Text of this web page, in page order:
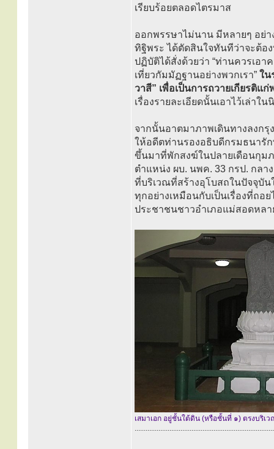
เรียบร้อยตลอดไตรมาส
ออกพรรษาไม่นาน มีหลายๆ อย่
ทิฐิพระ ได้ตัดสินใจทันทีว่าจะต้อ
ปฏิบัติได้สั่งด้วยว่า “ท่านควรเอ
เที่ยวกัมมัฏฐานอย่างพวกเรา” ใน
วาสี” เพื่อเป็นการถวายเกียรติ
เรื่องรายละเอียดนั้นเอาไว้เล่าใ
จากนั้นอาตมาภาพเดินทางลงก
ให้อดีตท่านรองอธิบดีกรมธนารั
ขึ้นมาที่พักสงฆ์ในปลายเดือนกุม
ตำแหน่ง ผบ. นพค. 33 กรป. กล
ที่บริเวณที่สร้างอุโบสถในปัจจุบั
ทุกอย่างเหมือนกับเป็นเรื่องที่ถอ
ประชาชนชาวอำเภอแม่สอดหล
เสมาเอก อยู่ชั้นใต้ดิน (หรือชั้นที่ ๑) ตรงบริเ
............................................................................